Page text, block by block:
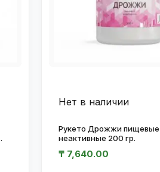
Нет в наличии
Рукето Дрожжи пищевые
неактивные 200 гр.
₸ 7,640.00